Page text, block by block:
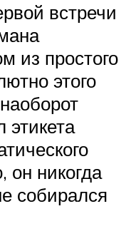
встречи
из простого
этого
этикета
он никогда
собирался